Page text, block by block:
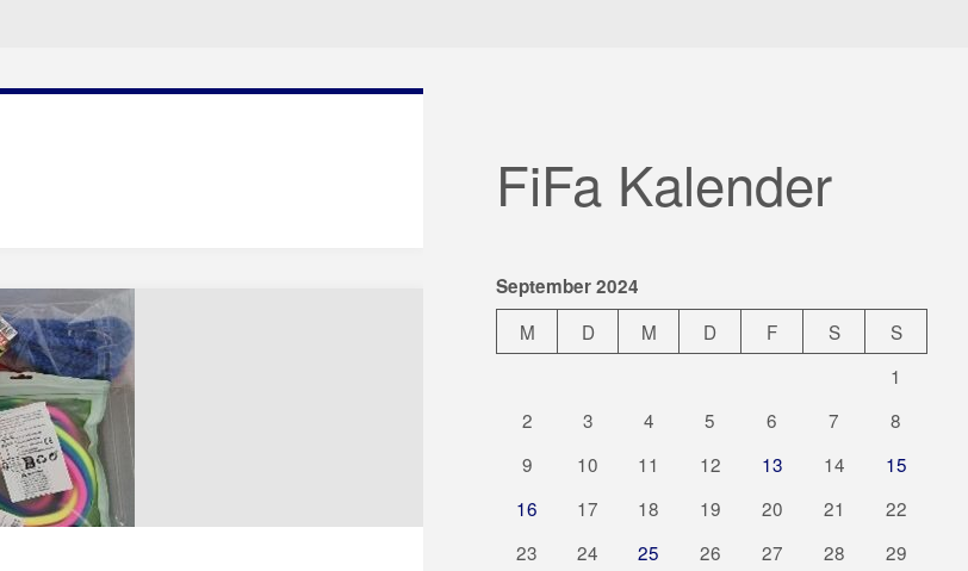
FiFa Kalender
September 2024
M
D M D F S
S
1
2
3 4 5 6 7
8
9
10 11 12 13 14
15
16
17 18 19 20 21
22
23
24 25 26 27 28
29